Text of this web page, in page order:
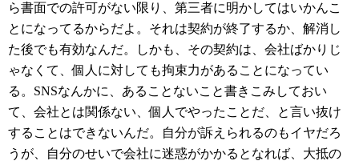
ら書面での許可がない限り、第三者に明かしてはいかんこ
とになってるからだよ。それは契約が終了するか、解消し
た後でも有効なんだ。しかも、その契約は、会社ばかりじ
ゃなくて、個人に対しても拘束力があることになってい
る。SNSなんかに、あることないこと書きこみしておい
て、会社とは関係ない、個人でやったことだ、と言い抜け
することはできないんだ。自分が訴えられるのもイヤだろ
うが、自分のせいで会社に迷惑がかかるとなれば、大抵の